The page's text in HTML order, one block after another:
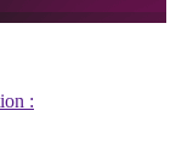
: